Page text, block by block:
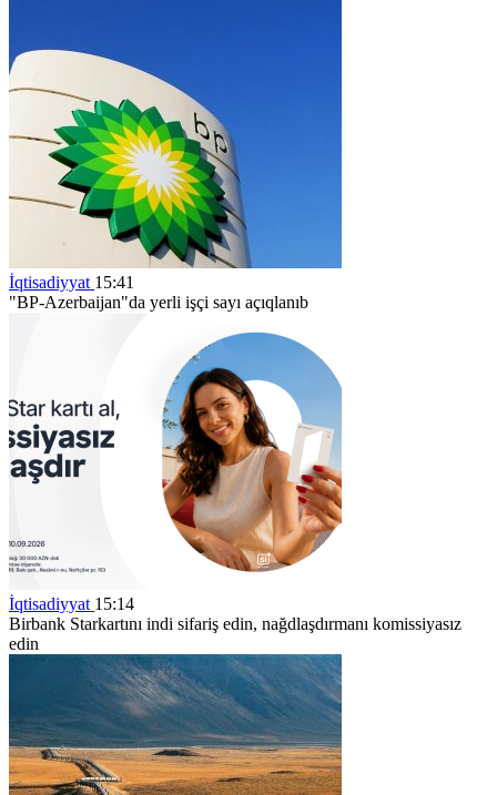
İqtisadiyyat 15:41
"BP-Azerbaijan"da yerli işçi sayı açıqlanıb
İqtisadiyyat 15:14
Birbank Starkartını indi sifariş edin, nağdlaşdırmanı komissiyasız
edin